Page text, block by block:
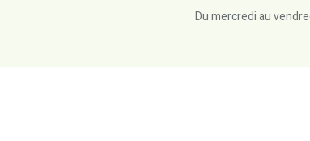
Du mercredi au